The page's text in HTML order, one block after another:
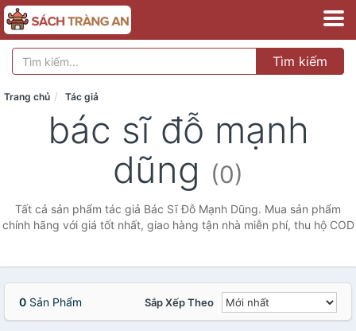
Tìm kiếm
Trang chủ Tác giả
bác sĩ đỗ mạnh
dũng (0)
Tất cả sản phẩm tác giả Bác Sĩ Đỗ Mạnh Dũng. Mua sản phẩm
chính hãng với giá tốt nhất, giao hàng tận nhà miễn phí, thu hộ COD
0 Sản Phẩm Sắp Xếp Theo